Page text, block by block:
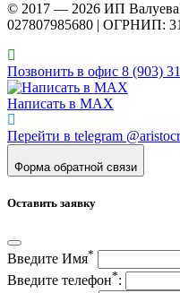
© 2017 — 2026 ИП
027807985680 | ОГРНИП:
Позвонить в офис 8 (903)
Написать в MAX
Перейти в telegram
Форма обратной связи
Оставить заявку
Введите Имя*
Введите телефон*: